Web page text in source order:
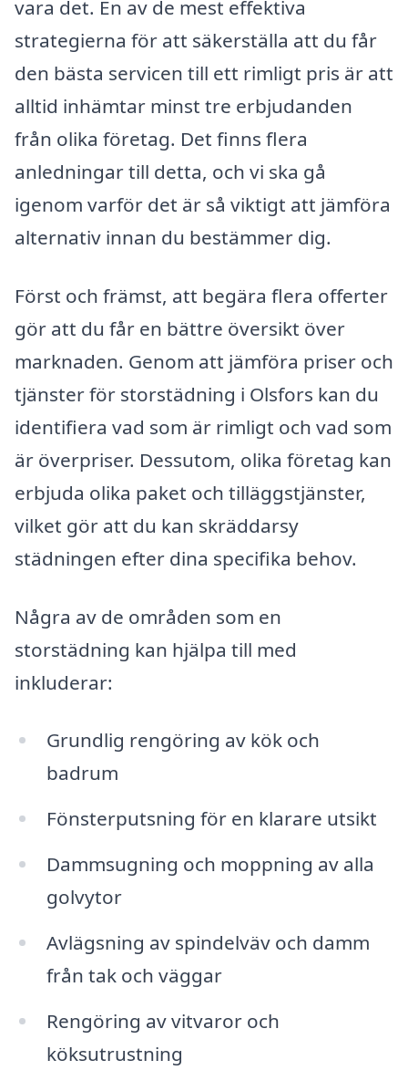
vara det. En av de mest effektiva
strategierna för att säkerställa att du får
den bästa servicen till ett rimligt pris är att
alltid inhämtar minst tre erbjudanden
från olika företag. Det finns flera
anledningar till detta, och vi ska gå
igenom varför det är så viktigt att jämföra
alternativ innan du bestämmer dig.
Först och främst, att begära flera offerter
gör att du får en bättre översikt över
marknaden. Genom att jämföra priser och
tjänster för storstädning i Olsfors kan du
identifiera vad som är rimligt och vad som
är överpriser. Dessutom, olika företag kan
erbjuda olika paket och tilläggstjänster,
vilket gör att du kan skräddarsy
städningen efter dina specifika behov.
Några av de områden som en
storstädning kan hjälpa till med
inkluderar:
Grundlig rengöring av kök och
badrum
Fönsterputsning för en klarare utsikt
Dammsugning och moppning av alla
golvytor
Avlägsning av spindelväv och damm
från tak och väggar
Rengöring av vitvaror och
köksutrustning